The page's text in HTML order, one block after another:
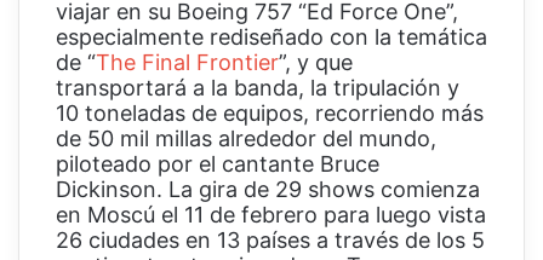
viajar en su Boeing 757 “Ed Force One”,
especialmente rediseñado con la temática
de “The Final Frontier”, y que
transportará a la banda, la tripulación y
10 toneladas de equipos, recorriendo más
de 50 mil millas alrededor del mundo,
piloteado por el cantante Bruce
Dickinson. La gira de 29 shows comienza
en Moscú el 11 de febrero para luego vista
26 ciudades en 13 países a través de los 5